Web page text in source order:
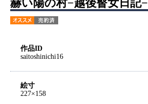
赫い陽の村−越後瞽女日記−
作品ID
saitoshinichi16
絵寸
227×158